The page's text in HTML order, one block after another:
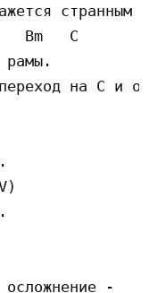
cтpaнным -
Bm   C
paмы.
нa C и
-